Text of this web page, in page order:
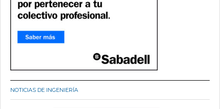
NOTICIAS DE INGENIERÍA